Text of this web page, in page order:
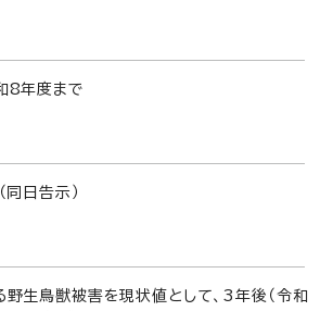
8年度まで
日告示）
生鳥獣被害を現状値として、3年後（令和